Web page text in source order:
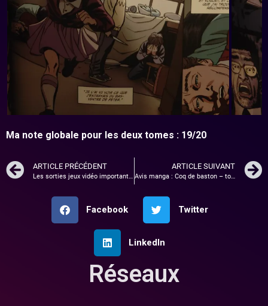
Ma note globale pour les deux tomes : 19/20
ARTICLE PRÉCÉDENT
Les sorties jeux vidéo importantes du mois de février 2023
ARTICLE SUIVANT
Avis manga : Coq de baston – tome 4
Facebook Twitter
LinkedIn
Réseaux